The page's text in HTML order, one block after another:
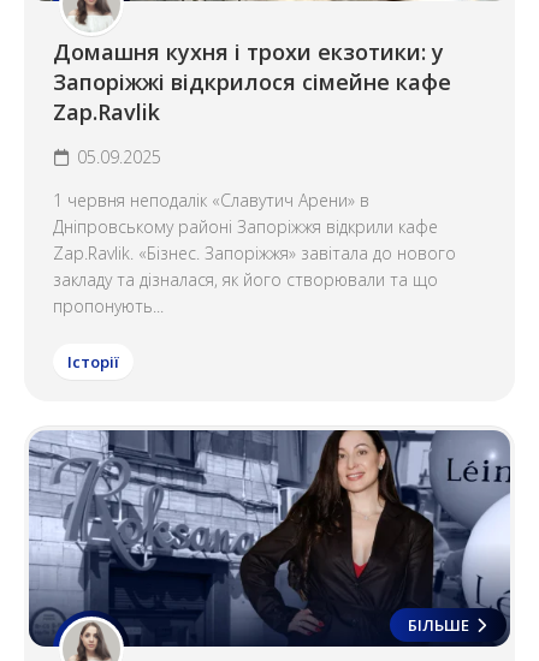
Домашня кухня і трохи екзотики: у
Запоріжжі відкрилося сімейне кафе
Zap.Ravlik
05.09.2025
1 червня неподалік «Славутич Арени» в
Дніпровському районі Запоріжжя відкрили кафе
Zap.Ravlik. «Бізнес. Запоріжжя» завітала до нового
закладу та дізналася, як його створювали та що
пропонують...
Історії
БІЛЬШЕ